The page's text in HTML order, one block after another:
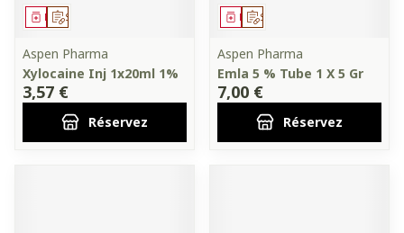
Sur prescription
Médicament
Aspen Pharma
Xylocaine Inj 1x20ml 1%
3,57 €
Réservez
Sur prescription
Médicament
Aspen Pharma
Emla 5 % Tube 1 X 5 Gr
7,00 €
Réservez